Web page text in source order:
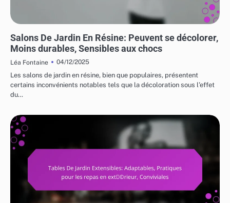
Salons De Jardin En Résine: Peuvent se décolorer,
Moins durables, Sensibles aux chocs
Léa Fontaine
04/12/2025
Les salons de jardin en résine, bien que populaires, présentent
certains inconvénients notables tels que la décoloration sous l’effet
du…